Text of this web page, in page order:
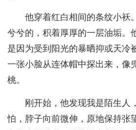
他穿着红白相间的条纹小袄
兮兮的，积着厚厚的一层油垢。
是因为受到阳光的暴晒抑或天冷
一张小脸从连体帽中探出来，像
桃。
刚开始，他发现我是陌生人
怕，脖子向前微伸，原地保持张